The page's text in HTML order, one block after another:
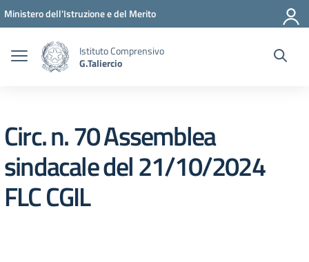
Vai ai contenuti
Vai al menu di navigazione
Vai al footer
Ministero dell'Istruzione e del Merito
Istituto Comprensivo
G.Taliercio
Circ. n. 70 Assemblea
sindacale del 21/10/2024
FLC CGIL